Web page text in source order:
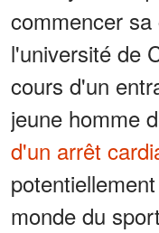
commencer
l'université de
cours d'un
jeune homme
d'un arrêt
monde du